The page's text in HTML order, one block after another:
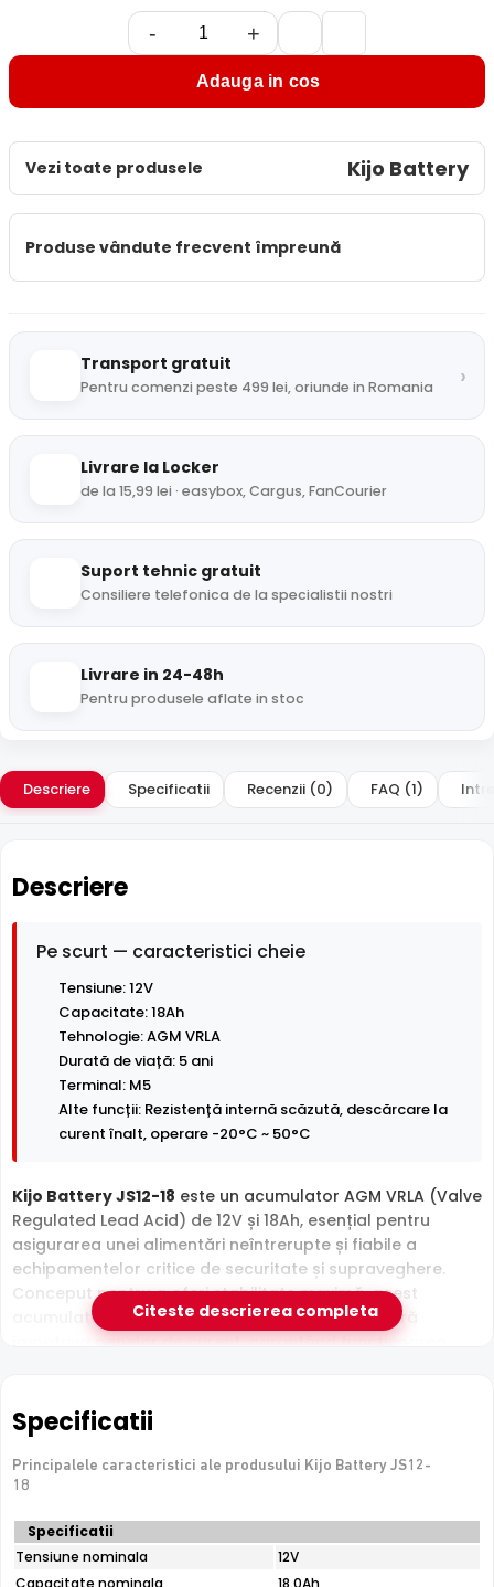
- +
Adauga in cos
Kijo Battery
Vezi toate produsele
Produse vândute frecvent împreună
Transport gratuit
Pentru comenzi peste 499 lei, oriunde in Romania ›
Livrare la Locker
de la 15,99 lei · easybox, Cargus, FanCourier
Suport tehnic gratuit
Consiliere telefonica de la specialistii nostri
Livrare in 24-48h
Pentru produsele aflate in stoc
Descriere Specificatii Recenzii (0) FAQ (1)
Descriere
Pe scurt — caracteristici cheie
Tensiune: 12V
Capacitate: 18Ah
Tehnologie: AGM VRLA
Durată de viață: 5 ani
Terminal: M5
Alte funcții: Rezistență internă scăzută, descărcare la
curent înalt, operare -20°C ~ 50°C
Kijo Battery JS12-18 este un acumulator AGM VRLA (Valve
Regulated Lead Acid) de 12V și 18Ah, esențial pentru
asigurarea unei alimentări neîntrerupte și fiabile a
echipamentelor critice de securitate și supraveghere.
Conceput pentru a oferi stabilitate maximă, acest
acumulator protejează sistemele dumneavoastră
împotriva penelor de curent, garantând funcționarea
performanța cu o durată de viață extinsă, asigurând
liniștea dumneavoastră pe termen lung.
Caracteristici principale:
•Capacitate nominală:18Ah (la 20 ore, 0.90A la 10.5V)
•Tehnologie:AGM (Absorbed Glass Mat), fără
întreținere
Citeste descrierea completa
Specificatii
Principalele caracteristici ale produsului Kijo Battery JS12-
18
Specificatii
tehnice
Kijo
Specificatii
Tensiune nominala
12V
Capacitate nominala
18.0Ah